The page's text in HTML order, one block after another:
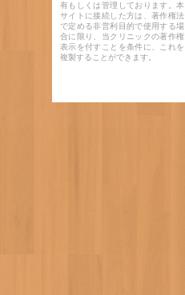
有もしくは管理しております。本
サイトに接続した方は、著作権法
で定める非営利目的で使用する場
合に限り、当クリニックの著作権
表示を付すことを条件に、これを
複製することができます。